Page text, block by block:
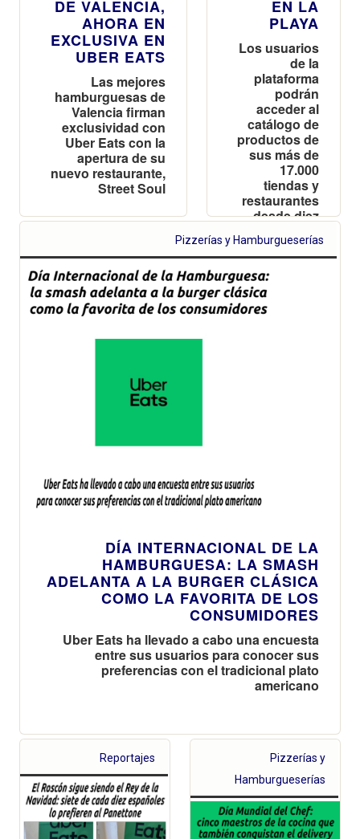
DE VALENCIA,
AHORA EN
EXCLUSIVA EN
UBER EATS
Las mejores
hamburguesas de
Valencia firman
exclusividad con
Uber Eats con la
apertura de su
nuevo restaurante,
Street Soul
EN LA
PLAYA
Los usuarios
de la
plataforma
podrán
acceder al
catálogo de
productos de
sus más de
17.000
tiendas y
restaurantes
desde diez
playas de las
costas
españolas
Pizzerías y Hamburgueserías
DÍA INTERNACIONAL DE LA
HAMBURGUESA: LA SMASH
ADELANTA A LA BURGER CLÁSICA
COMO LA FAVORITA DE LOS
CONSUMIDORES
Uber Eats ha llevado a cabo una encuesta
entre sus usuarios para conocer sus
preferencias con el tradicional plato
americano
Reportajes
Pizzerías y
Hamburgueserías